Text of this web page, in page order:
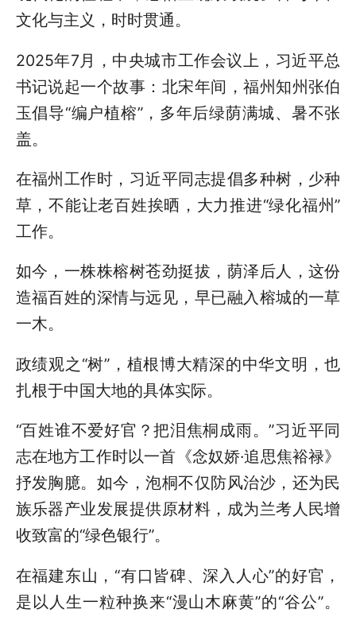
文化与主义，时时贯通。
2025年7月，中央城市工作会议上，习近平总
书记说起一个故事：北宋年间，福州知州张伯
玉倡导“编户植榕”，多年后绿荫满城、暑不张
盖。
在福州工作时，习近平同志提倡多种树，少种
草，不能让老百姓挨晒，大力推进“绿化福州”
工作。
如今，一株株榕树苍劲挺拔，荫泽后人，这份
造福百姓的深情与远见，早已融入榕城的一草
一木。
政绩观之“树”，植根博大精深的中华文明，也
扎根于中国大地的具体实际。
“百姓谁不爱好官？把泪焦桐成雨。”习近平同
志在地方工作时以一首《念奴娇·追思焦裕禄》
抒发胸臆。如今，泡桐不仅防风治沙，还为民
族乐器产业发展提供原材料，成为兰考人民增
收致富的“绿色银行”。
在福建东山，“有口皆碑、深入人心”的好官，
是以人生一粒种换来“漫山木麻黄”的“谷公”。